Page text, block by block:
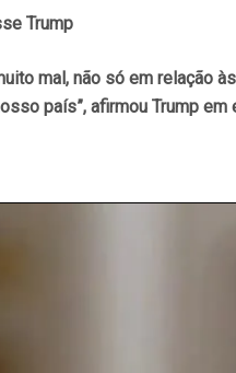
Trump
mal, não só em
país”, afirmou Trump em